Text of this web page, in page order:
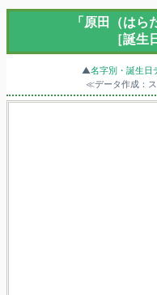
「原田（はら
［誕生
▲名字別・誕生日
≪データ作成：